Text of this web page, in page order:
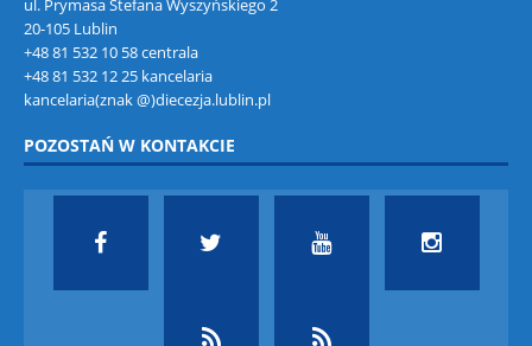
ul. Prymasa Stefana Wyszyńskiego 2
20-105 Lublin
+48 81 532 10 58 centrala
+48 81 532 12 25 kancelaria
kancelaria(znak @)diecezja.lublin.pl
POZOSTAŃ W KONTAKCIE